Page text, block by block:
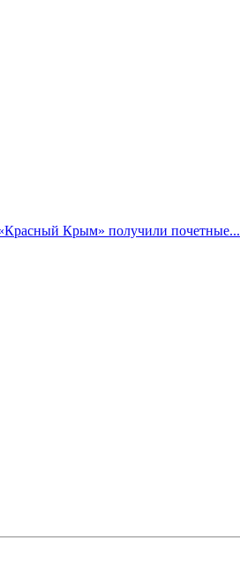
Крым» получили почетные...